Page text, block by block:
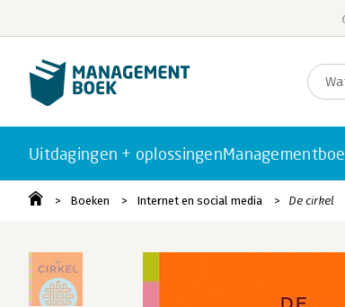
Uitdagingen + oplossingen
Boeken Internet en social media De cirkel